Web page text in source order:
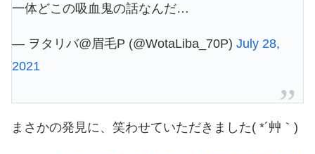
一体どこの吸血鬼の話なんだ…
— ヲタリバ@眉毛P (@WotaLiba_70P) July 28,
2021
まさかの発見に、笑わせていただきました( *´艸｀)